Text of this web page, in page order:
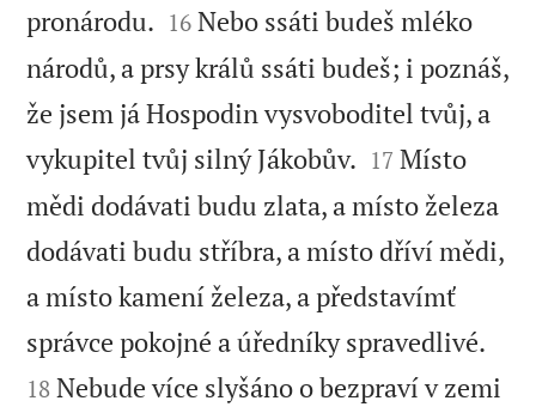
pronárodu. 

16 Nebo ssáti budeš mléko
národů, a prsy králů ssáti budeš; i poznáš,
že jsem já Hospodin vysvoboditel tvůj, a
vykupitel tvůj silný Jákobův. 

17 Místo
mědi dodávati budu zlata, a místo železa
dodávati budu stříbra, a místo dříví mědi,
a místo kamení železa, a představímť
správce pokojné a úředníky spravedlivé.
18 Nebude více slyšáno o bezpraví v zemi